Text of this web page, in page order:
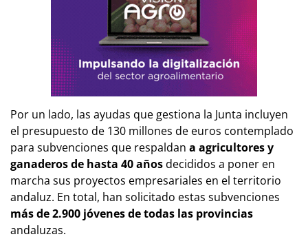
Por un lado, las ayudas que gestiona la Junta incluyen
el presupuesto de 130 millones de euros contemplado
para subvenciones que respaldan a agricultores y
ganaderos de hasta 40 añosdecididos a poner en
marcha sus proyectos empresariales en el territorio
andaluz. En total, han solicitado estas subvenciones
más de 2.900 jóvenes de todas las provincias
andaluzas.